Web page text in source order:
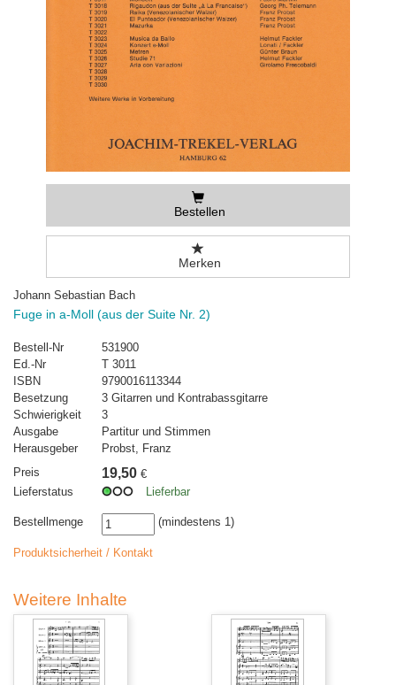
Bestellen
Merken
Johann Sebastian Bach
Fuge in a-Moll (aus der Suite Nr. 2)
Bestell-Nr
531900
Ed.-Nr
T 3011
ISBN
9790016113344
Besetzung
3 Gitarren und Kontrabassgitarre
Schwierigkeit
3
Ausgabe
Partitur und Stimmen
Herausgeber
Probst, Franz
Preis
19,50 €
Lieferstatus
Lieferbar
Bestellmenge (mindestens 1)
Produktsicherheit / Kontakt
Weitere Inhalte